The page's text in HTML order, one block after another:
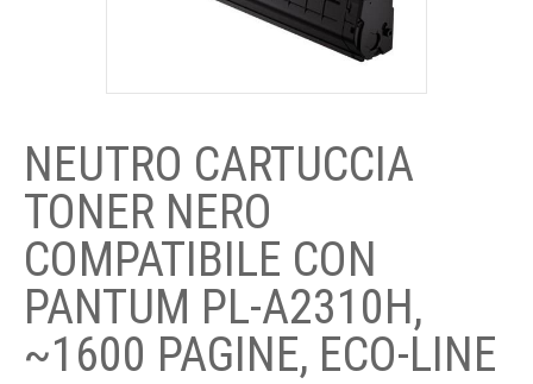
SUPPORTO CLIENTI
NEUTRO CARTUCCIA
TONER NERO
COMPATIBILE CON
PANTUM PL-A2310H,
~1600 PAGINE, ECO-LINE